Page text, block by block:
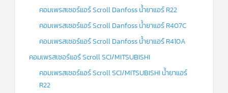
คอมเพรสเซอร์แอร์ Scroll Danfoss น้ำยาแอร์ R22
คอมเพรสเซอร์แอร์ Scroll Danfoss น้ำยาแอร์ R407C
คอมเพรสเซอร์แอร์ Scroll Danfoss น้ำยาแอร์ R410A
คอมเพรสเซอร์แอร์ Scroll SCI/MITSUBISHI
คอมเพรสเซอร์แอร์ Scroll SCI/MITSUBISHI น้ำยาแอร์
R22